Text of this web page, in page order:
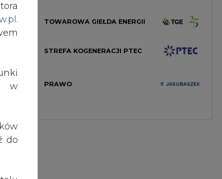
.
w
do
TOWAROWA GIEŁDA ENERGII
STREFA KOGENERACJI PTEC
PRAWO